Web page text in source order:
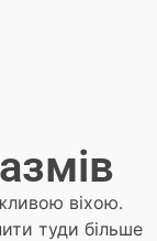
віхою.
туди більше